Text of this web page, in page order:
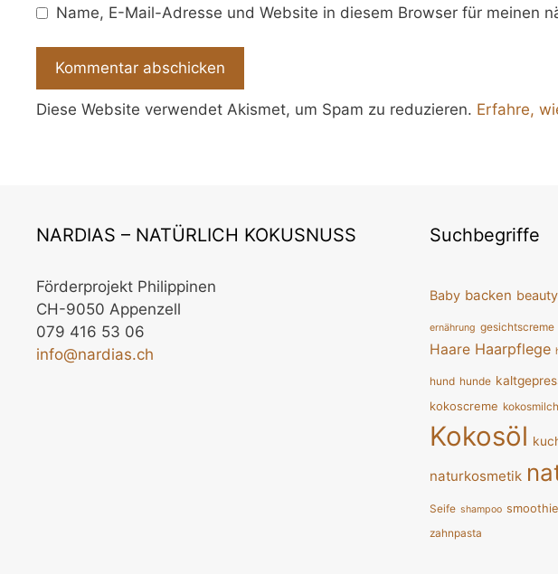
Name, E-Mail-Adresse und Website in diesem Browser für meinen
Diese Website verwendet Akismet, um Spam zu reduzieren. Erfahre,
NARDIAS – NATÜRLICH KOKUSNUSS
Förderprojekt Philippinen
CH-9050 Appenzell
079 416 53 06
info@nardias.ch
Suchbegriffe
Baby backen beauty
ernährung gesichtscreme
Haare Haarpflege
hund hunde
kokoscreme kokosmilch
Kokosöl
naturkosmetik
Seife shampoo smoothie
zahnpasta